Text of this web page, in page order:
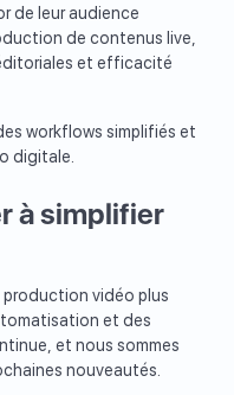
de leur audience
de contenus live,
et efficacité
workflows simplifiés et
digitale.
à simplifier
production vidéo plus
et des
et nous sommes
nouveautés.